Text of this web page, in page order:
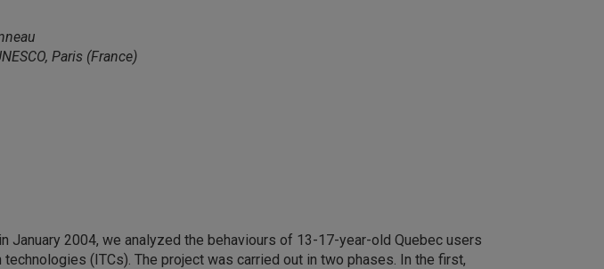
Paris (France)
January 2004, we analyzed the behaviours of 13-17-year-old Quebec users
(ITCs). The project was carried out in two phases. In the first,